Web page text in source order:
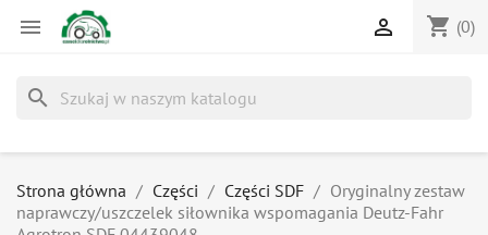
 shopping_cart (0)

search
Strona główna Części Części SDF
Oryginalny zestaw
naprawczy/uszczelek siłownika wspomagania Deutz-Fahr